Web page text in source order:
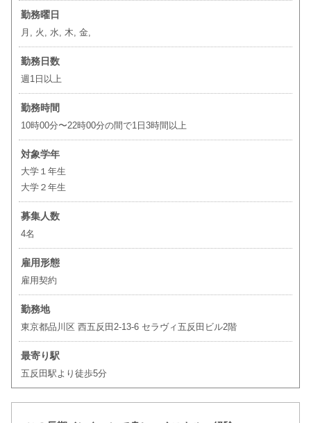
勤務曜日
月, 火, 水, 木, 金,
勤務日数
週1日以上
勤務時間
10時00分〜22時00分の間で1日3時間以上
対象学年
大学１年生
大学２年生
募集人数
4名
雇用形態
雇用契約
勤務地
東京都品川区 西五反田2-13-6 セラヴィ五反田ビル2階
最寄り駅
五反田駅より徒歩5分